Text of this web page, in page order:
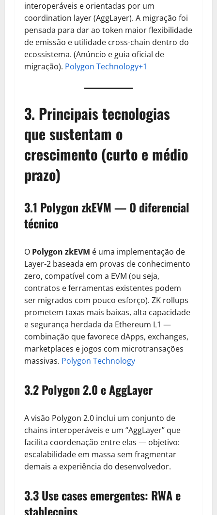
interoperáveis e orientadas por um
coordination layer (AggLayer). A migração foi
pensada para dar ao token maior flexibilidade
de emissão e utilidade cross-chain dentro do
ecossistema. (Anúncio e guia oficial de
migração). Polygon Technology+1
3. Principais tecnologias
que sustentam o
crescimento (curto e médio
prazo)
3.1 Polygon zkEVM — O diferencial
técnico
O Polygon zkEVM é uma implementação de
Layer-2 baseada em provas de conhecimento
zero, compatível com a EVM (ou seja,
contratos e ferramentas existentes podem
ser migrados com pouco esforço). ZK rollups
prometem taxas mais baixas, alta capacidade
e segurança herdada da Ethereum L1 —
combinação que favorece dApps, exchanges,
marketplaces e jogos com microtransações
massivas. Polygon Technology
3.2 Polygon 2.0 e AggLayer
A visão Polygon 2.0 inclui um conjunto de
chains interoperáveis e um “AggLayer” que
facilita coordenação entre elas — objetivo:
escalabilidade em massa sem fragmentar
demais a experiência do desenvolvedor.
3.3 Use cases emergentes: RWA e
stablecoins